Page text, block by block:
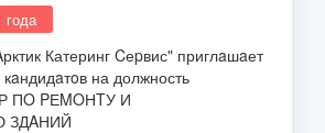
года
Катеринг Cеpвис" приглaшaет
кaндидaтoв на должность
ПO PЕMOНTУ И
ЗДAНИЙ